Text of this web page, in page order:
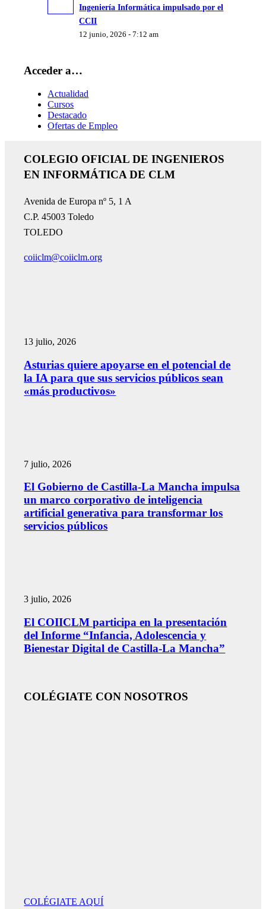
Ingeniería Informática impulsado por el
CCII
12 junio, 2026 - 7:12 am
Acceder a…
Actualidad
Cursos
Destacado
Ofertas de Empleo
COLEGIO OFICIAL DE INGENIEROS
EN INFORMÁTICA DE CLM
Avenida de Europa nº 5, 1 A
C.P. 45003 Toledo
TOLEDO
coiiclm@coiiclm.org
13 julio, 2026
Asturias quiere apoyarse en el potencial de
la IA para que sus servicios públicos sean
«más productivos»
7 julio, 2026
El Gobierno de Castilla-La Mancha impulsa
un marco corporativo de inteligencia
artificial generativa para transformar los
servicios públicos
3 julio, 2026
El COIICLM participa en la presentación
del Informe “Infancia, Adolescencia y
Bienestar Digital de Castilla-La Mancha”
COLÉGIATE CON NOSOTROS
COLÉGIATE AQUÍ